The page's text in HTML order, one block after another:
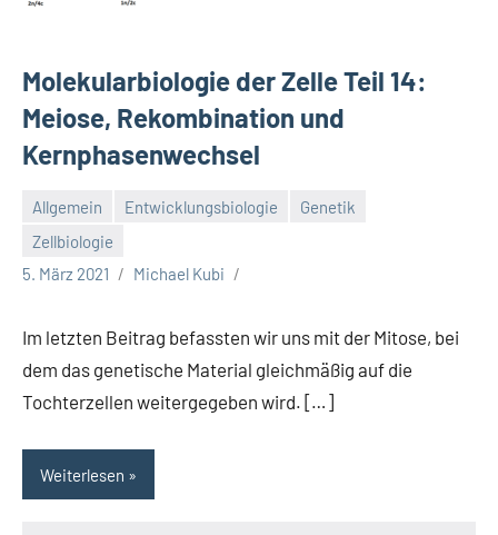
Molekularbiologie der Zelle Teil 14:
Meiose, Rekombination und
Kernphasenwechsel
Allgemein Entwicklungsbiologie
Genetik
Zellbiologie
5. März 2021
Michael Kubi
Im letzten Beitrag befassten wir uns mit der Mitose, bei
dem das genetische Material gleichmäßig auf die
Tochterzellen weitergegeben wird. […]
Weiterlesen